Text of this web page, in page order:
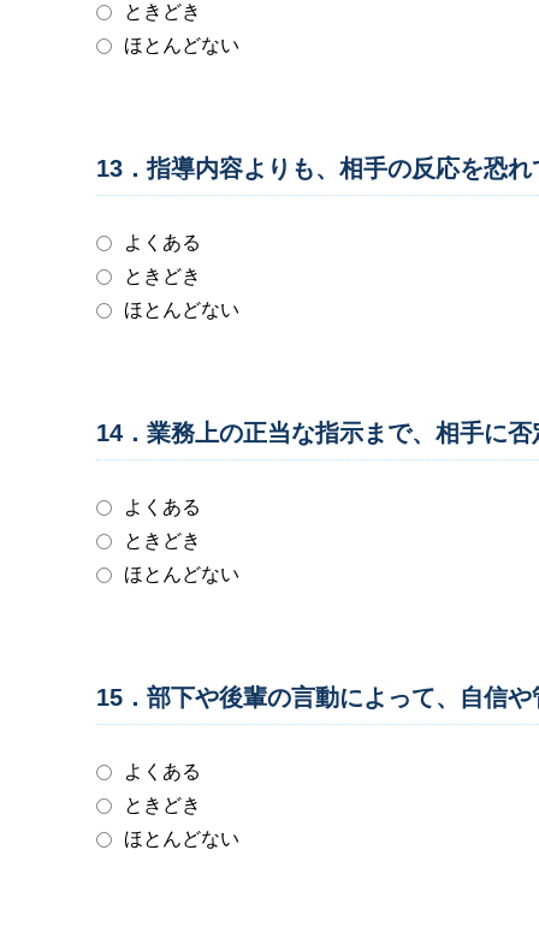
ときどき
ほとんどない
13．指導内容よりも、相手の反応を恐
よくある
ときどき
ほとんどない
14．業務上の正当な指示まで、相手に
よくある
ときどき
ほとんどない
15．部下や後輩の言動によって、自信
よくある
ときどき
ほとんどない